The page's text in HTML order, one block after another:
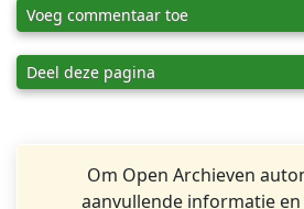
Voeg commentaar toe
Deel deze pagina
Om Open Archieven
aanvullende informatie